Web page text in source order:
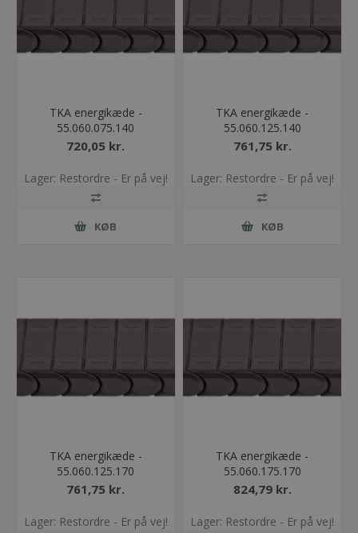
TKA energikæde -
55.060.075.140
720,05 kr.
Lager: Restordre - Er på vej!
KØB
TKA energikæde -
55.060.125.140
761,75 kr.
Lager: Restordre - Er på vej!
KØB
TKA energikæde -
55.060.125.170
761,75 kr.
Lager: Restordre - Er på vej!
TKA energikæde -
55.060.175.170
824,79 kr.
Lager: Restordre - Er på vej!